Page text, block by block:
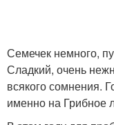
Семечек немного,
Сладкий, очень
всякого сомнения.
именно на Грибное